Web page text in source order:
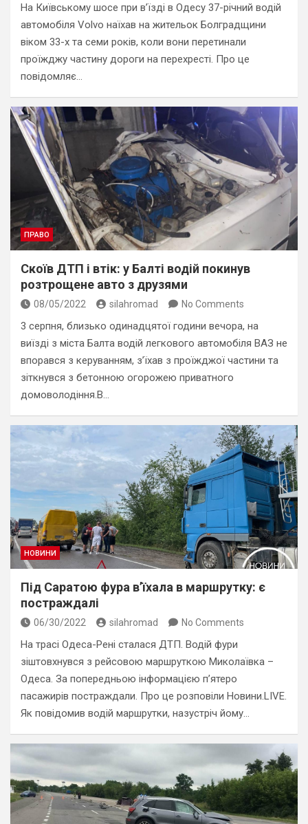
На Київському шосе при в’їзді в Одесу 37-річний водій
автомобіля Volvo наїхав на жительок Болградщини
віком 33-х та семи років, коли вони перетинали
проїжджу частину дороги на перехресті. Про це
повідомляє…
ПРАВО
Скоїв ДТП і втік: у Балті водій покинув
розтрощене авто з друзями
08/05/2022 silahromad No Comments
3 серпня, близько одинадцятої години вечора, на
виїзді з міста Балта водій легкового автомобіля ВАЗ не
впорався з керуванням, з’їхав з проїжджої частини та
зіткнувся з бетонною огорожею приватного
домоволодіння.В…
НОВИНИ
Під Саратою фура в’їхала в маршрутку: є
постраждалі
06/30/2022 silahromad No Comments
На трасі Одеса-Рені сталася ДТП. Водій фури
зіштовхнувся з рейсовою маршруткою Миколаївка –
Одеса. За попередньою інформацією п’ятеро
пасажирів постраждали. Про це розповіли Новини.LIVE.
Як повідомив водій маршрутки, назустріч йому…